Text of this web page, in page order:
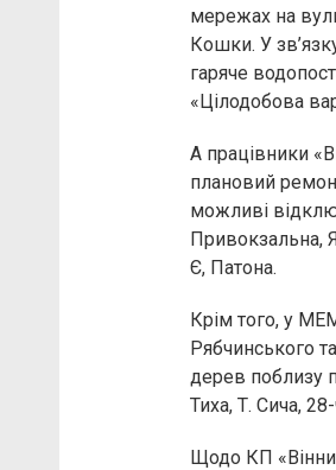
мережах на
Кошки. У
гаряче
«Цілодобова
А працівники
плановий
можливі
Привокзальна,
Є, Патона.
Крім того, у
Рябчинського
дерев поблизу
Тиха, Т. Сича,
Щодо КП